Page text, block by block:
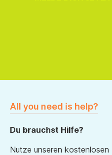
All you need is help?
Du brauchst Hilfe?
Nutze unseren kostenlosen